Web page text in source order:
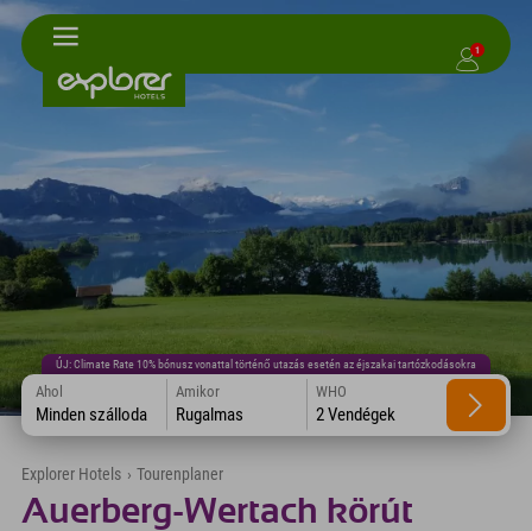
1
ÚJ: Climate Rate 10% bónusz vonattal történő utazás esetén az éjszakai tartózkodásokra
Ahol
Minden szálloda
Amikor
Rugalmas
WHO
2 Vendégek
Explorer Hotels › Tourenplaner
Auerberg-Wertach körút